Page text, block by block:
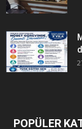
POPÜLER